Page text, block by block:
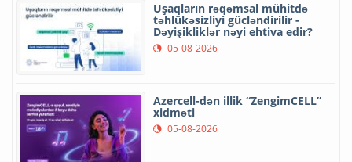
Uşaqların rəqəmsal mühitdə
təhlükəsizliyi gücləndirilir -
Dəyişikliklər nəyi ehtiva edir?
05-08-2026
Azercell-dən illik “ZengimCELL”
xidməti
05-08-2026